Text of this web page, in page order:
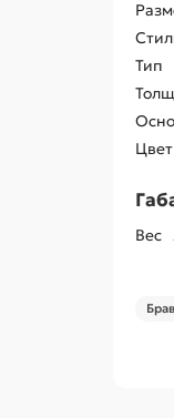
Тип
Цвет
Вес